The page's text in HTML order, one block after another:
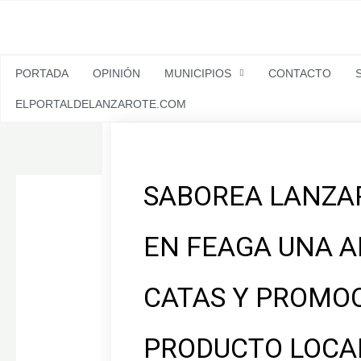
PORTADA OPINIÓN MUNICIPIOS CONTACTO
ELPORTALDELANZAROTE.COM
SABOREA
EN FEAGA UNA
CATAS Y
PRODUCTO